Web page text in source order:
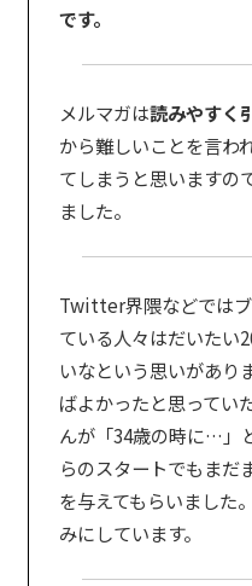
です。
メルマガは読みやすく
から難しいことを言わ
てしまうと思いますの
ました。
Twitter界隈などでは
ている人々はだいたい
いなという思いがあり
ばよかったと思ってい
んが「34歳の時に…」
らのスタートでもまだ
を与えてもらいました
みにしています。